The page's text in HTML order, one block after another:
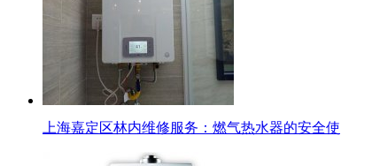
上海嘉定区林内维修服务：燃气热水器的安全使